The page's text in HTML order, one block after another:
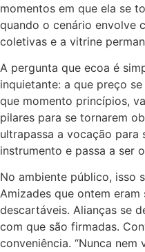
momentos em que ela se
quando o cenário envolve
coletivas e a vitrine
A pergunta que ecoa é
inquietante: a que preço
que momento princípios,
pilares para se tornarem
ultrapassa a vocação para
instrumento e passa a ser
No ambiente público, isso
Amizades que ontem eram
descartáveis. Alianças se
com que são firmadas.
conveniência. “Nunca nem